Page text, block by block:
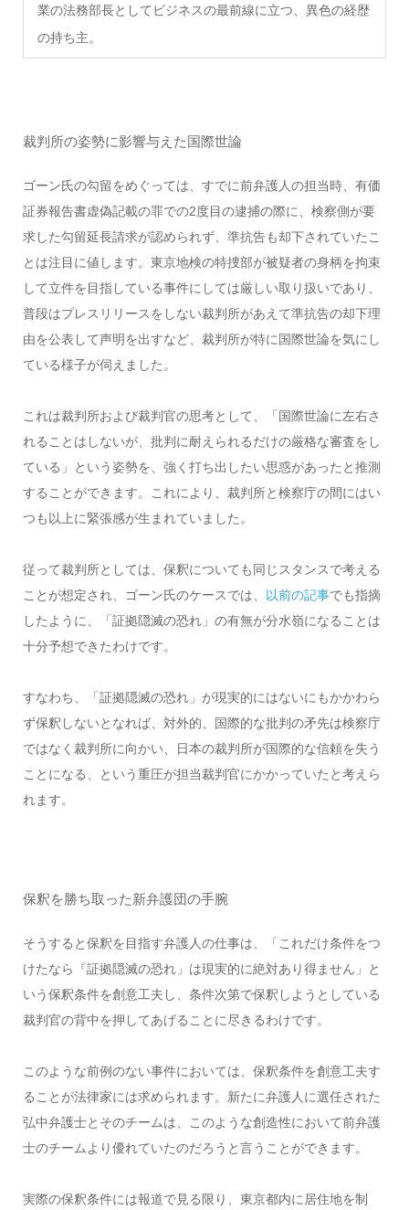
業の法務部長としてビジネスの最前線に立つ、異色の経歴
の持ち主。
裁判所の姿勢に影響与えた国際世論
ゴーン氏の勾留をめぐっては、すでに前弁護人の担当時、有価
証券報告書虚偽記載の罪での2度目の逮捕の際に、検察側が要
求した勾留延長請求が認められず、準抗告も却下されていたこ
とは注目に値します。東京地検の特捜部が被疑者の身柄を拘束
して立件を目指している事件にしては厳しい取り扱いであり、
普段はプレスリリースをしない裁判所があえて準抗告の却下理
由を公表して声明を出すなど、裁判所が特に国際世論を気にし
ている様子が伺えました。
これは裁判所および裁判官の思考として、「国際世論に左右さ
れることはしないが、批判に耐えられるだけの厳格な審査をし
ている」という姿勢を、強く打ち出したい思惑があったと推測
することができます。これにより、裁判所と検察庁の間にはい
つも以上に緊張感が生まれていました。
従って裁判所としては、保釈についても同じスタンスで考える
ことが想定され、ゴーン氏のケースでは、
以前の記事でも指摘
したように、「証拠隠滅の恐れ」の有無が分水嶺になることは
十分予想できたわけです。
すなわち、「証拠隠滅の恐れ」が現実的にはないにもかかわら
ず保釈しないとなれば、対外的、国際的な批判の矛先は検察庁
ではなく裁判所に向かい、日本の裁判所が国際的な信頼を失う
ことになる、という重圧が担当裁判官にかかっていたと考えら
れます。
保釈を勝ち取った新弁護団の手腕
そうすると保釈を目指す弁護人の仕事は、「これだけ条件をつ
けたなら『証拠隠滅の恐れ」は現実的に絶対あり得ません」と
いう保釈条件を創意工夫し、条件次第で保釈しようとしている
裁判官の背中を押してあげることに尽きるわけです。
このような前例のない事件においては、保釈条件を創意工夫す
ることが法律家には求められます。新たに弁護人に選任された
弘中弁護士とそのチームは、このような創造性において前弁護
士のチームより優れていたのだろうと言うことができます。
実際の保釈条件には報道で見る限り、東京都内に居住地を制